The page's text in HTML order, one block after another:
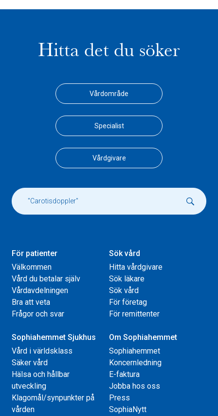
Hitta det du söker
Vårdområde
Specialist
Vårdgivare
För patienter
Välkommen
Vård du betalar själv
Vårdavdelningen
Bra att veta
Frågor och svar
Sök vård
Hitta vårdgivare
Sök läkare
Sök vård
För företag
För remittenter
Sophiahemmet Sjukhus
Vård i världsklass
Säker vård
Hälsa och hållbar
utveckling
Klagomål/synpunkter på
vården
Om Sophiahemmet
Sophiahemmet
Koncernledning
E-faktura
Jobba hos oss
Press
SophiaNytt